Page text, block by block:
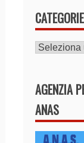
CATEGORIE
AGENZIA
ANAS